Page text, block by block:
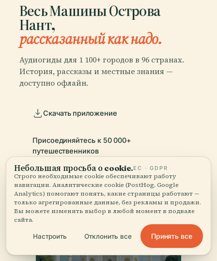
Весь Машины Острова
Нант,
рассказанный как надо.
Аудиогиды для 1 100+ городов в 96 странах.
История, рассказы и местные знания —
доступно офлайн.
Скачать приложение
Присоединяйтесь к 50 000+
путешественников
Небольшая просьба о cookie.ЕС · GDPR
Строго необходимые cookie обеспечивают работу
навигации. Аналитические cookie (PostHog, Google
Analytics) помогают понять, какие страницы работают —
только агрегированные данные, без рекламы и продажи.
Вы можете изменить выбор в любой момент в подвале
сайта.
Настроить Отклонить все Принять все